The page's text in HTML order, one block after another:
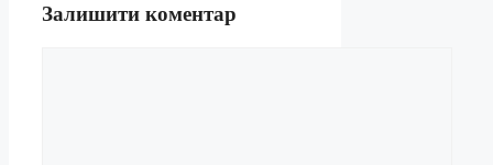
Залишити коментар